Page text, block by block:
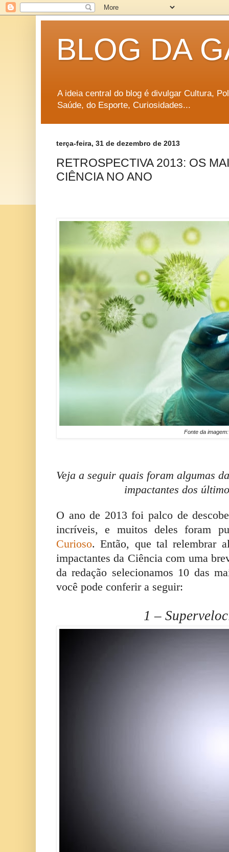
BLOG DA
A ideia central do blog é divulgar Cultura,
Saúde, do Esporte, Curiosidades...
terça-feira, 31 de dezembro de 2013
RETROSPECTIVA 2013: OS
CIÊNCIA NO ANO
Fonte da imagem:
Veja a seguir quais foram algumas
impactantes dos
O ano de 2013 foi palco de
incríveis, e muitos deles foram
Curioso. Então, que tal relembrar
impactantes da Ciência com uma
da redação selecionamos 10 das
você pode conferir a seguir:
1 –